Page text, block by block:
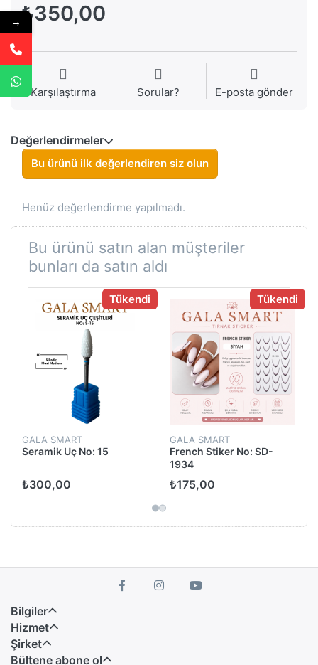
₺350,00
Karşılaştırma Sorular? E-posta gönder
Değerlendirmeler
Bu ürünü ilk değerlendiren siz olun
Henüz değerlendirme yapılmadı.
Bu ürünü satın alan müşteriler
bunları da satın aldı
GALA SMART
Seramik Uç No: 15
Tükendi
₺300,00
GALA SMART
French Stiker No: SD-
1934
Tükendi
₺175,00
Bilgiler
Hizmet
Şirket
Bültene abone ol
→